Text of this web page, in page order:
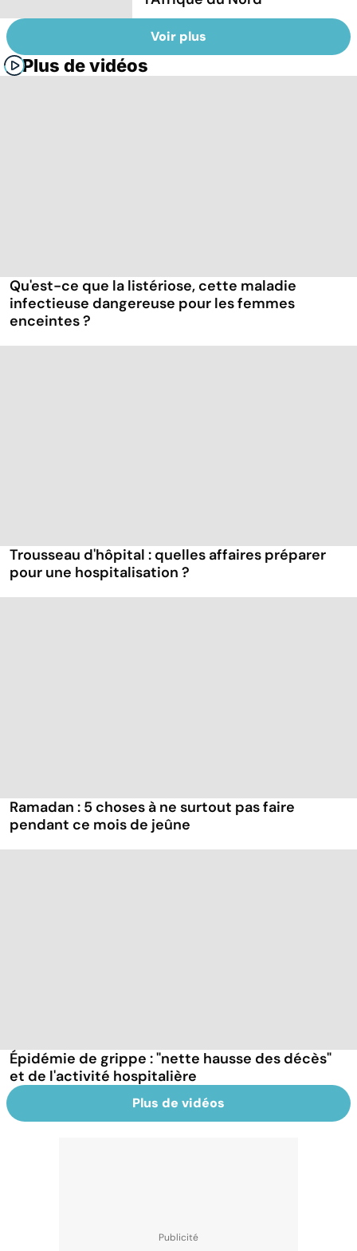
Voir plus
Plus de vidéos
Qu'est-ce que la listériose, cette maladie
infectieuse dangereuse pour les femmes
enceintes ?
Trousseau d'hôpital : quelles affaires préparer
pour une hospitalisation ?
Ramadan : 5 choses à ne surtout pas faire
pendant ce mois de jeûne
Épidémie de grippe : "nette hausse des décès"
et de l'activité hospitalière
Plus de vidéos